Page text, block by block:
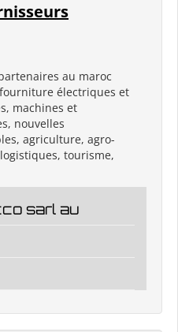
au maroc
électriques et
machines et
nouvelles
agriculture, agro-
tourisme,
sarl au